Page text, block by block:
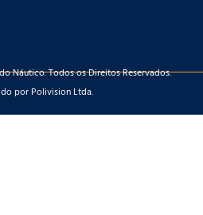
Náutico. Todos os Direitos Reservados.
por Polivision Ltda.